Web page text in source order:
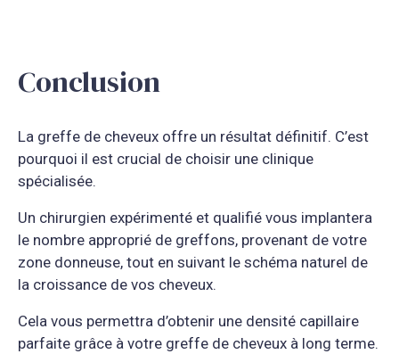
Conclusion
La greffe de cheveux offre un résultat définitif. C’est
pourquoi il est crucial de choisir une clinique
spécialisée.
Un chirurgien expérimenté et qualifié vous implantera
le nombre approprié de greffons, provenant de votre
zone donneuse, tout en suivant le schéma naturel de
la croissance de vos cheveux.
Cela vous permettra d’obtenir une densité capillaire
parfaite grâce à votre greffe de cheveux à long terme.